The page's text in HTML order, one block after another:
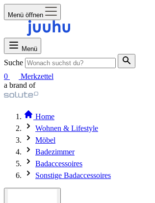
Menü öffnen
Menü
Suche
0
Merkzettel
a brand of
Home
Wohnen & Lifestyle
Möbel
Badezimmer
Badaccessoires
Sonstige Badaccessoires